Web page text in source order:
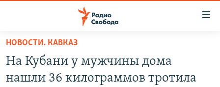
упрощенного
доступа
ПРОГРАММЫ
ПОДКАСТЫ
НОВОСТИ. КАВКАЗ
На Кубани у мужчины дома
нашли 36 килограммов тротила